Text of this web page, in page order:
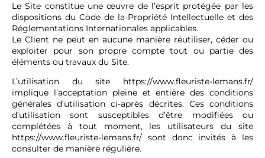
Le Site constitue une œuvre de l’esprit protégée par les
dispositions du Code de la Propriété Intellectuelle et des
Réglementations Internationales applicables.
Le Client ne peut en aucune manière réutiliser, céder ou
exploiter pour son propre compte tout ou partie des
éléments ou travaux du Site.
L’utilisation du site https://www.fleuriste-lemans.fr/
implique l’acceptation pleine et entière des conditions
générales d’utilisation ci-après décrites. Ces conditions
d’utilisation sont susceptibles d’être modifiées ou
complétées à tout moment, les utilisateurs du site
https://www.fleuriste-lemans.fr/ sont donc invités à les
consulter de manière régulière.